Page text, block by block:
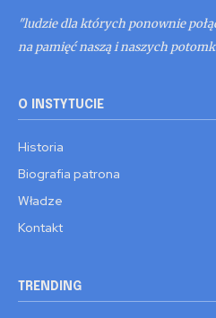
"ludzie dla których ponownie
na pamięć naszą i naszych
O INSTYTUCIE
Historia
Biografia patrona
Władze
Kontakt
TRENDING